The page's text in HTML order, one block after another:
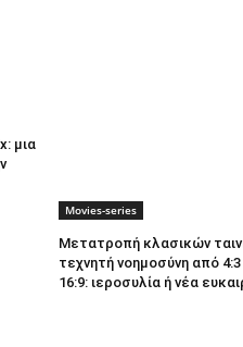
μια
Movies-series
Μετατροπή κλασικών
τεχνητή νοημοσύνη από
16:9: ιεροσυλία ή νέα